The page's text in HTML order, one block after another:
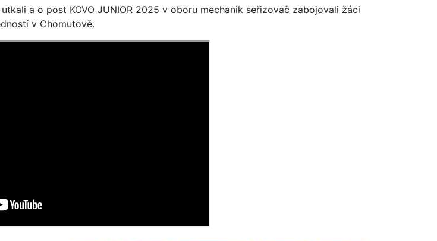
a o post KOVO JUNIOR 2025 v oboru mechanik seřizovač zabojovali žáci
v Chomutově.